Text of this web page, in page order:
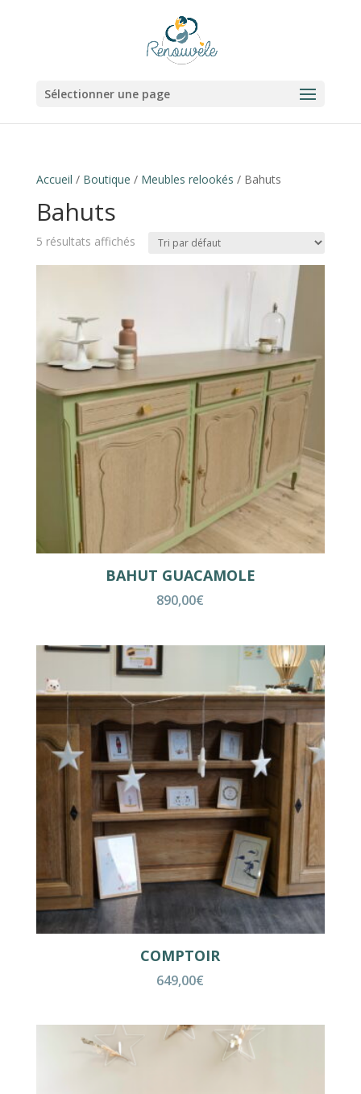
Sélectionner une page
Accueil / Boutique / Meubles relookés / Bahuts
Bahuts
5 résultats affichés
BAHUT GUACAMOLE
890,00€
COMPTOIR
649,00€